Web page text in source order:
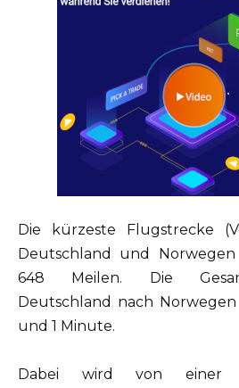
Die kürzeste Flugstrecke
Deutschland und
648 Meilen. Die
Deutschland nach
und 1 Minute.
Dabei wird von einer